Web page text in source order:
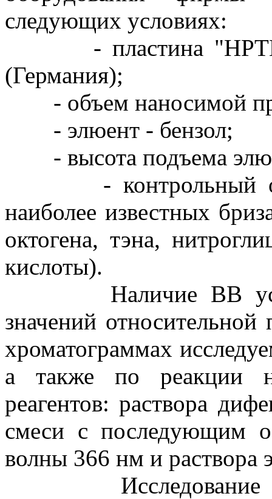
следующих условиях:
- пластина
(Германия);
- объем наносимой
- элюент - бензол;
- высота подъема
- контрольный
наиболее известных
октогена, тэна,
кислоты).
Наличие ВВ
значений
хроматограммах
а также по реакции
реагентов: раствора
смеси с последующим
волны 366 нм и раствора
Исследование